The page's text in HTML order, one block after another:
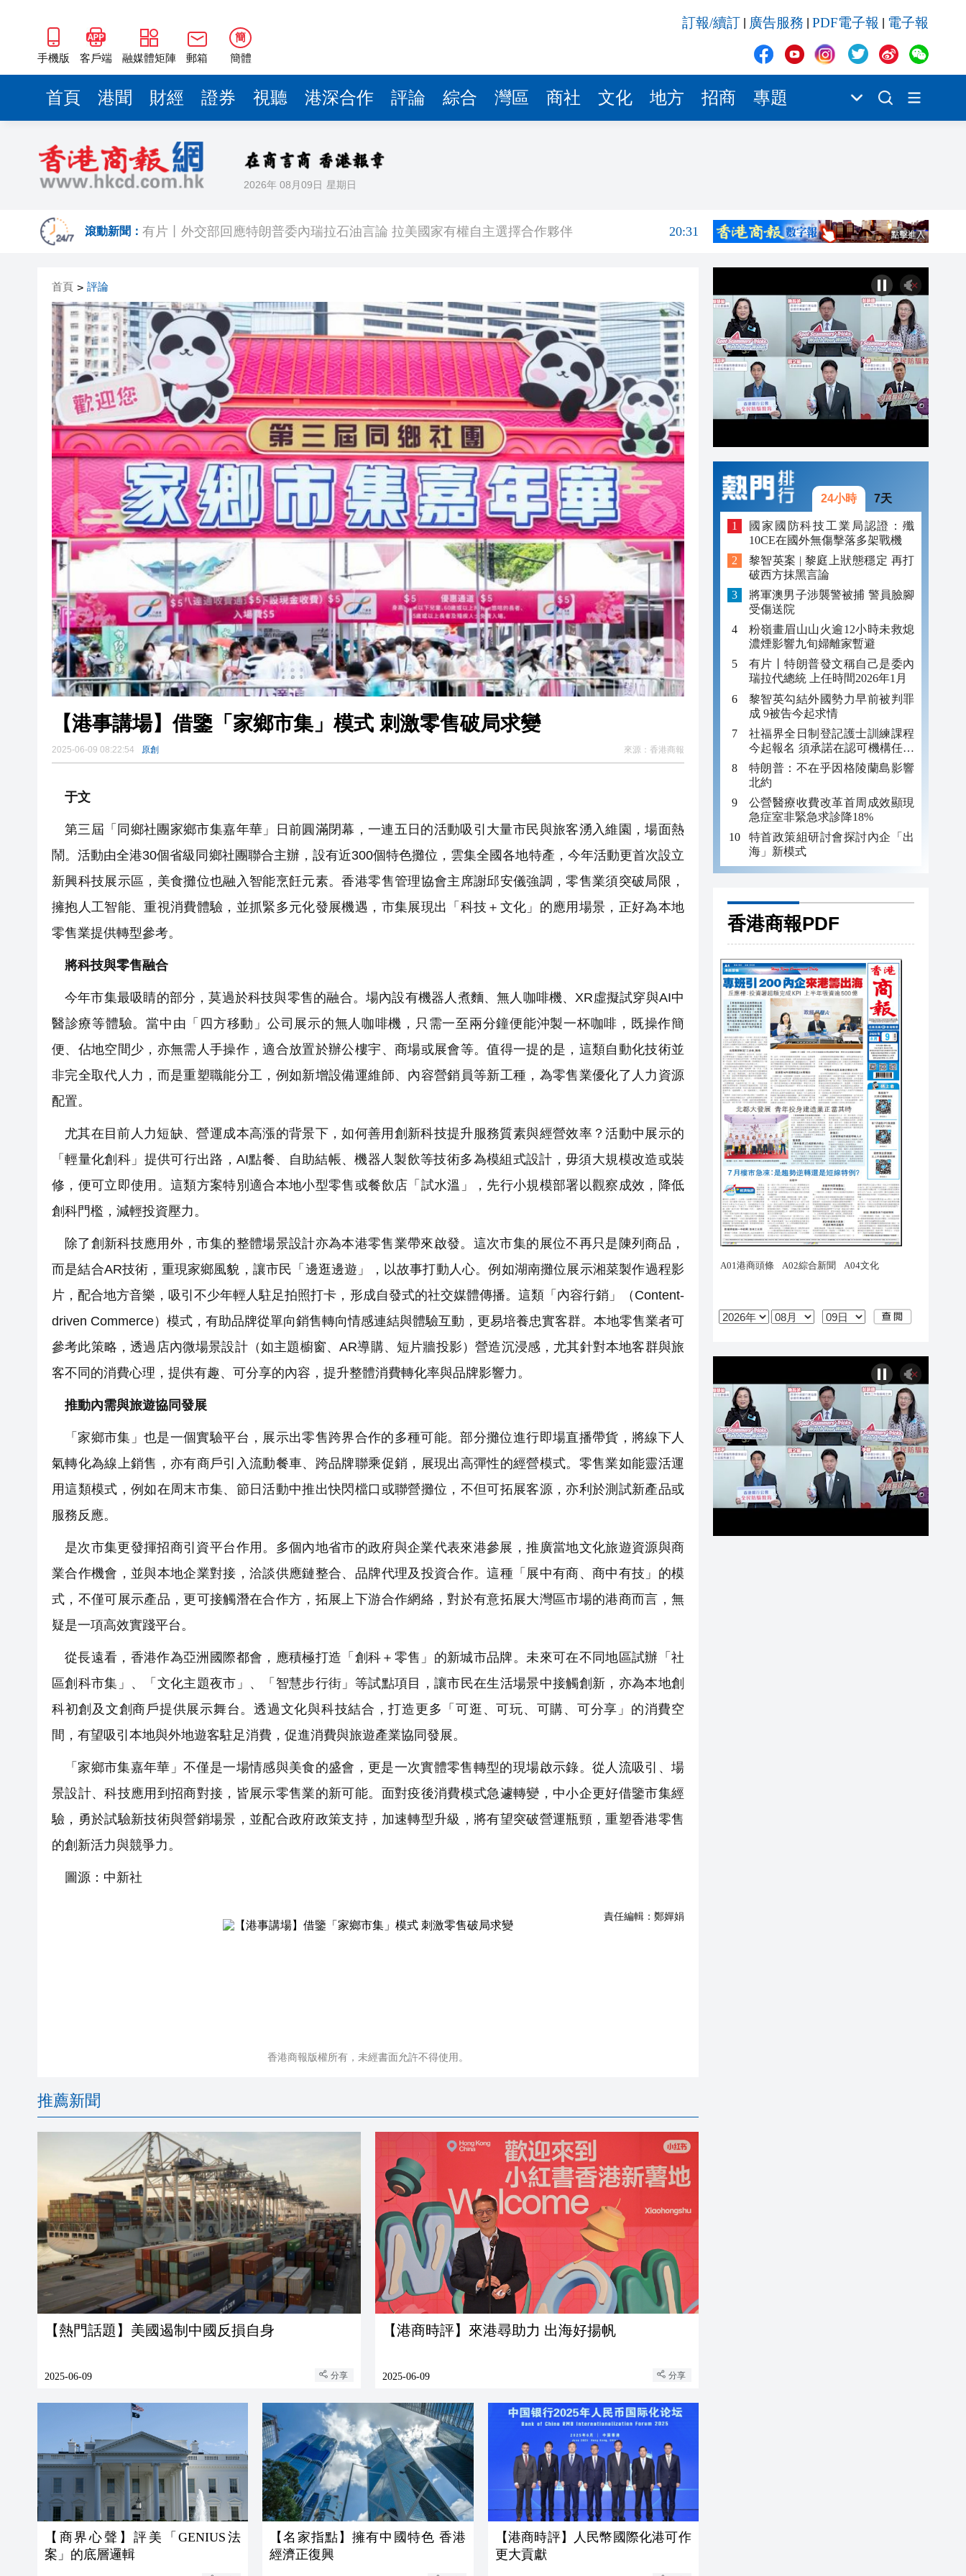
手機版 客戶端 融媒體矩陣 郵箱
簡
簡體
訂報/續訂 廣告服務 PDF電子報 電子報
首頁 港聞 財經 證券 視聽 港深合作 評論 綜合 灣區 商社 文化 地方 招商 專題
2026年 08月09日 星期日
滾動新聞：
50餘位頂尖專家共話時代命題
20:55
海南澄邁文儒煥新升級 五組數據見證文儒沉香從傳統邁向現代
梁振英率港區全國政協委員考察團來瓊考察
20:42
山東26戶省屬國企去年合計營收2.58萬億 利潤總額近936億
瀋陽鐵西校園閱讀活動解鎖閱讀新玩法
有片丨外交部回應特朗普委內瑞拉石油言論 拉美國家有權自主選擇合作夥伴
20:31
梁振英率港區全國政協委員考察團來瓊考察
20:42
2025年海南儋州以舊換新帶動消費約18億元
20:41
山東26戶省屬國企去年合計營收2.58萬億 利潤總額近936億
20:40
瀋陽鐵西校園閱讀活動解鎖閱讀新玩法
20:39
閩粵贛三地漢樂藝術家齊聚深圳，共奏客家文化傳承新篇章
20:34
有片丨外交部回應特朗普委內瑞拉石油言論 拉美國家有權自主選擇合作夥伴
20:31
首頁 > 評論
【港事講場】借鑒「家鄉市集」模式 刺激零售破局求變
2025-06-09 08:22:54 原創 來源： 香港商報
于文
第三屆「同鄉社團家鄉市集嘉年華」日前圓滿閉幕，一連五日的活動吸引大量市民與旅客湧入維園，場面熱
鬧。活動由全港30個省級同鄉社團聯合主辦，設有近300個特色攤位，雲集全國各地特產，今年活動更首次設立
新興科技展示區，美食攤位也融入智能烹飪元素。香港零售管理協會主席謝邱安儀強調，零售業須突破局限，
擁抱人工智能、重視消費體驗，並抓緊多元化發展機遇，市集展現出「科技＋文化」的應用場景，正好為本地
零售業提供轉型參考。
將科技與零售融合
今年市集最吸睛的部分，莫過於科技與零售的融合。場內設有機器人煮麵、無人咖啡機、XR虛擬試穿與AI中
醫診療等體驗。當中由「四方移動」公司展示的無人咖啡機，只需一至兩分鐘便能沖製一杯咖啡，既操作簡
便、佔地空間少，亦無需人手操作，適合放置於辦公樓宇、商場或展會等。值得一提的是，這類自動化技術並
非完全取代人力，而是重塑職能分工，例如新增設備運維師、內容營銷員等新工種，為零售業優化了人力資源
配置。
尤其在目前人力短缺、營運成本高漲的背景下，如何善用創新科技提升服務質素與經營效率？活動中展示的
「輕量化創科」提供可行出路，AI點餐、自助結帳、機器人製飲等技術多為模組式設計，毋須大規模改造或裝
修，便可立即使用。這類方案特別適合本地小型零售或餐飲店「試水溫」，先行小規模部署以觀察成效，降低
創科門檻，減輕投資壓力。
除了創新科技應用外，市集的整體場景設計亦為本港零售業帶來啟發。這次市集的展位不再只是陳列商品，
而是結合AR技術，重現家鄉風貌，讓市民「邊逛邊遊」，以故事打動人心。例如湖南攤位展示湘菜製作過程影
片，配合地方音樂，吸引不少年輕人駐足拍照打卡，形成自發式的社交媒體傳播。這類「內容行銷」（Content-
driven Commerce）模式，有助品牌從單向銷售轉向情感連結與體驗互動，更易培養忠實客群。本地零售業者可
參考此策略，透過店內微場景設計（如主題櫥窗、AR導購、短片牆投影）營造沉浸感，尤其針對本地客群與旅
客不同的消費心理，提供有趣、可分享的內容，提升整體消費轉化率與品牌影響力。
推動內需與旅遊協同發展
「家鄉市集」也是一個實驗平台，展示出零售跨界合作的多種可能。部分攤位進行即場直播帶貨，將線下人
氣轉化為線上銷售，亦有商戶引入流動餐車、跨品牌聯乘促銷，展現出高彈性的經營模式。零售業如能靈活運
用這類模式，例如在周末市集、節日活動中推出快閃檔口或聯營攤位，不但可拓展客源，亦利於測試新產品或
服務反應。
是次市集更發揮招商引資平台作用。多個內地省市的政府與企業代表來港參展，推廣當地文化旅遊資源與商
業合作機會，並與本地企業對接，洽談供應鏈整合、品牌代理及投資合作。這種「展中有商、商中有技」的模
式，不僅可展示產品，更可接觸潛在合作方，拓展上下游合作網絡，對於有意拓展大灣區市場的港商而言，無
疑是一項高效實踐平台。
從長遠看，香港作為亞洲國際都會，應積極打造「創科＋零售」的新城市品牌。未來可在不同地區試辦「社
區創科市集」、「文化主題夜市」、「智慧步行街」等試點項目，讓市民在生活場景中接觸創新，亦為本地創
科初創及文創商戶提供展示舞台。透過文化與科技結合，打造更多「可逛、可玩、可購、可分享」的消費空
間，有望吸引本地與外地遊客駐足消費，促進消費與旅遊產業協同發展。
「家鄉市集嘉年華」不僅是一場情感與美食的盛會，更是一次實體零售轉型的現場啟示錄。從人流吸引、場
景設計、科技應用到招商對接，皆展示零售業的新可能。面對疫後消費模式急遽轉變，中小企更好借鑒市集經
驗，勇於試驗新技術與營銷場景，並配合政府政策支持，加速轉型升級，將有望突破營運瓶頸，重塑香港零售
的創新活力與競爭力。
圖源：中新社
責任編輯： 鄭嬋娟
香港商報版權所有，未經書面允許不得使用。
推薦新聞
【熱門話題】美國遏制中國反損自身
2025-06-09 分享
【港商時評】來港尋助力 出海好揚帆
2025-06-09 分享
【商界心聲】評美「GENIUS法
案」的底層邏輯
【名家指點】擁有中國特色 香港
經濟正復興
【港商時評】人民幣國際化港可作
更大貢獻
24小時 7天
國家國防科技工業局認證：殲
10CE在國外無傷擊落多架戰機
黎智英案 | 黎庭上狀態穩定 再打
破西方抹黑言論
將軍澳男子涉襲警被捕 警員臉腳
受傷送院
粉嶺畫眉山山火逾12小時未救熄
濃煙影響九旬婦離家暫避
有片丨特朗普發文稱自己是委內
瑞拉代總統 上任時間2026年1月
黎智英勾結外國勢力早前被判罪
成 9被告今起求情
社福界全日制登記護士訓練課程
今起報名 須承諾在認可機構任職
至少三年
特朗普：不在乎因格陵蘭島影響
北約
公營醫療收費改革首周成效顯現
急症室非緊急求診降18%
特首政策組研討會探討內企「出
海」新模式
香港商報PDF